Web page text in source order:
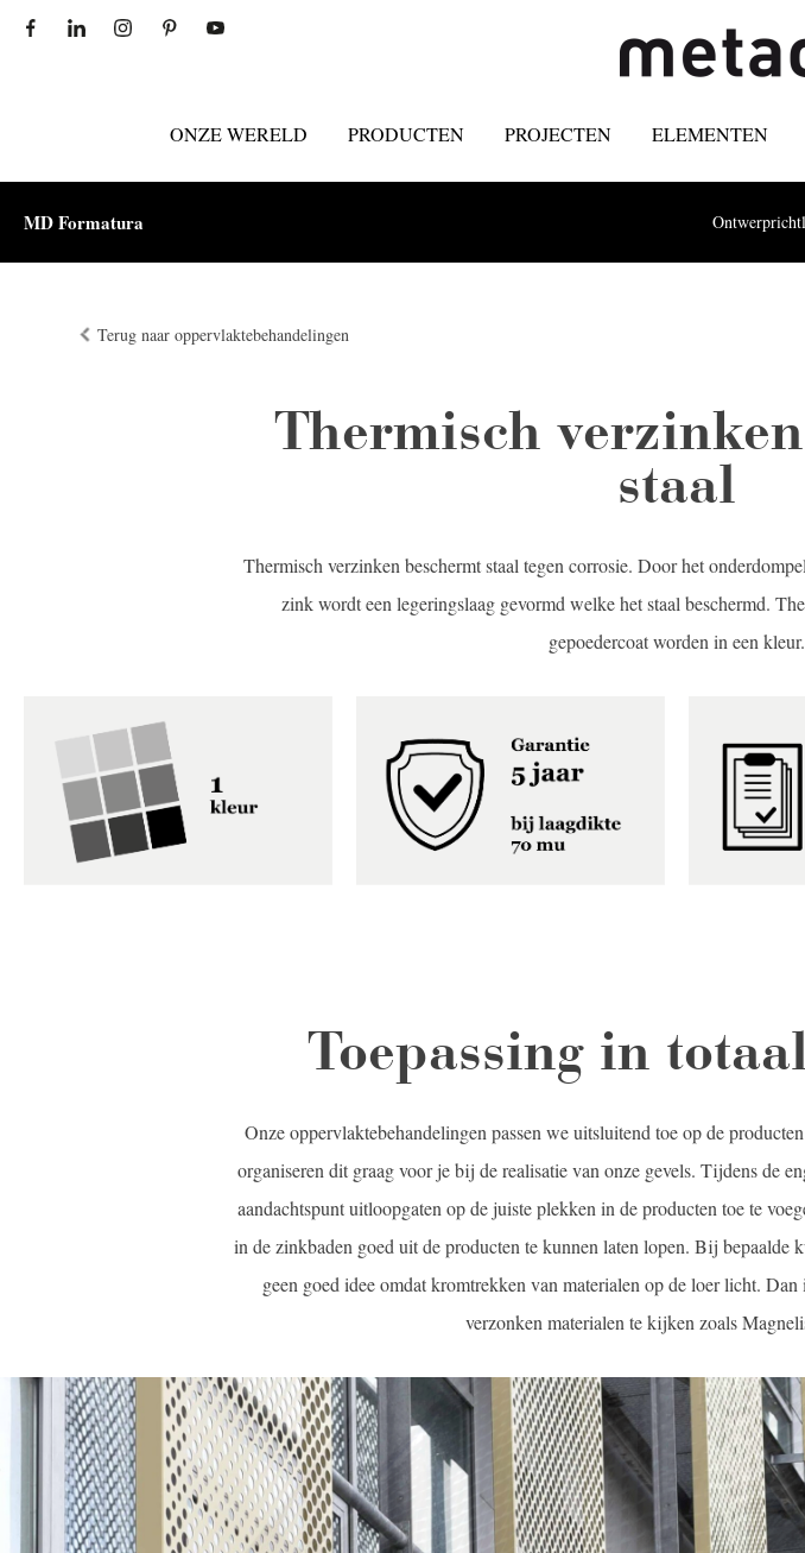
ONZE WERELD PRODUCTEN PROJECTEN ELEMENTEN
MD Formatura
Terug naar oppervlaktebehandelingen
Thermisch
staal
Thermisch verzinken beschermt staal tegen corrosie. Door het
zink wordt een legeringslaag gevormd welke het staal beschermd.
gepoedercoat worden in een kleur.
Toepassing in
Onze oppervlaktebehandelingen passen we uitsluitend toe op de
organiseren dit graag voor je bij de realisatie van onze gevels. Tijdens de
aandachtspunt uitloopgaten op de juiste plekken in de producten toe te
in de zinkbaden goed uit de producten te kunnen laten lopen. Bij bepaalde
geen goed idee omdat kromtrekken van materialen op de loer licht. Dan
verzonken materialen te kijken zoals